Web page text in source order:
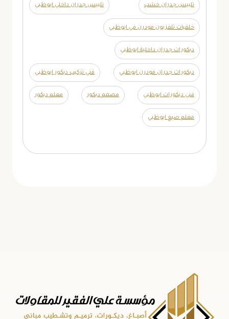
تلبيس جدران خشب تلبيس جدران داخلي ابوظبي
خلفيات تلفزيون مودرن في ابوظبي
ديكورات جدران داخلية ابوظبي
ديكورات جدران مودرن ابوظبي فني تركيب ديكور ابوظبي
فني ديكورات ابوظبي مصمم ديكور معلم ديكور
معلم صبغ ابوظبي